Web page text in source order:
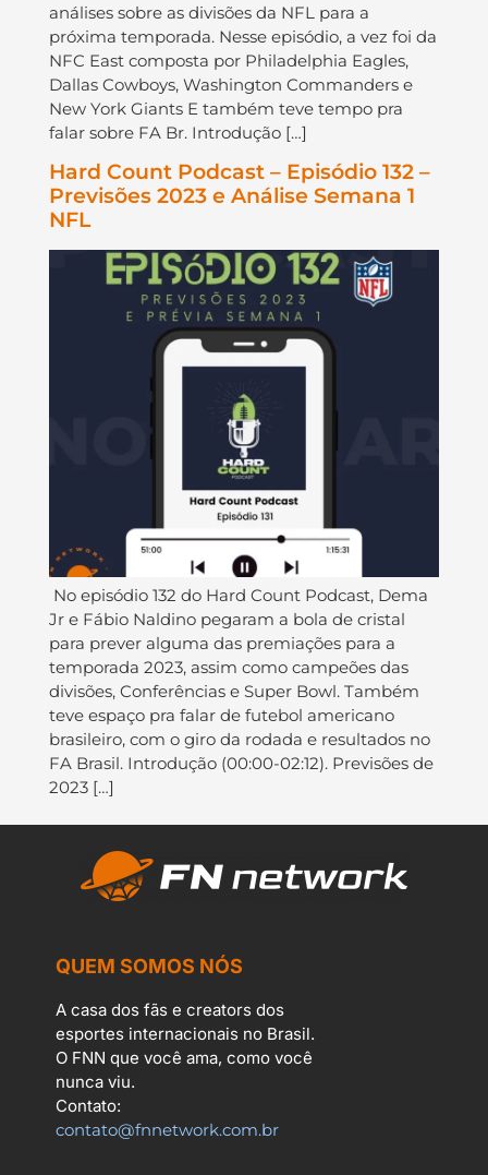
análises sobre as divisões da NFL para a
próxima temporada. Nesse episódio, a vez foi da
NFC East composta por Philadelphia Eagles,
Dallas Cowboys, Washington Commanders e
New York Giants E também teve tempo pra
falar sobre FA Br. Introdução […]
Hard Count Podcast – Episódio 132 –
Previsões 2023 e Análise Semana 1
NFL
No episódio 132 do ⁠⁠⁠⁠⁠Hard Count Podcast⁠⁠⁠⁠⁠, ⁠⁠⁠⁠⁠Dema
Jr⁠⁠⁠⁠⁠ e ⁠⁠⁠⁠⁠Fábio Naldino⁠⁠⁠⁠ pegaram a bola de cristal
para prever alguma das premiações para a
temporada 2023, assim como campeões das
divisões, Conferências e Super Bowl. Também
teve espaço pra falar de futebol americano
brasileiro, com o giro da rodada e resultados no
FA Brasil. Introdução (00:00-02:12). Previsões de
2023 […]
QUEM SOMOS NÓS
A casa dos fãs e creators dos
esportes internacionais no Brasil.
O FNN que você ama, como você
nunca viu.
Contato:
contato@fnnetwork.com.br